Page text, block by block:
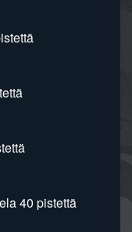
40 pistettä